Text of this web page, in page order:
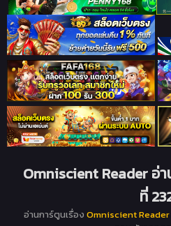
Omniscient Reader อ่
ที่
อ่านการ์ตูนเรื่อง Omniscient Reader